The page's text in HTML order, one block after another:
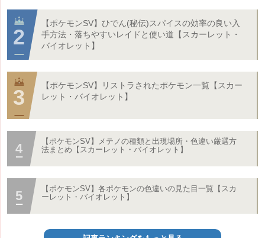
【ポケモンSV】ひでん(秘伝)スパイスの効率の良い入
手方法・落ちやすいレイドと使い道【スカーレット・
バイオレット】
【ポケモンSV】リストラされたポケモン一覧【スカー
レット・バイオレット】
【ポケモンSV】メテノの種類と出現場所・色違い厳選方
法まとめ【スカーレット・バイオレット】
【ポケモンSV】各ポケモンの色違いの見た目一覧【スカ
ーレット・バイオレット】